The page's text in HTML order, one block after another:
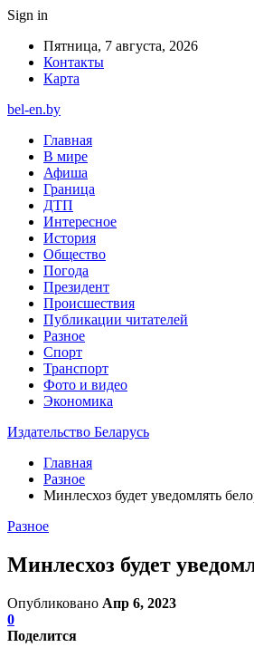
Sign in
Пятница, 7 августа, 2026
Контакты
Карта
bel-en.by
Главная
В мире
Афиша
Граница
ДТП
Интересное
История
Общество
Погода
Президент
Происшествия
Публикации читателей
Разное
Спорт
Транспорт
Фото и видео
Экономика
Издательство Беларусь
Главная
Разное
Минлесхоз будет уведомлять
Разное
Минлесхоз будет
Опубликовано Апр 6, 2023
0
Поделится